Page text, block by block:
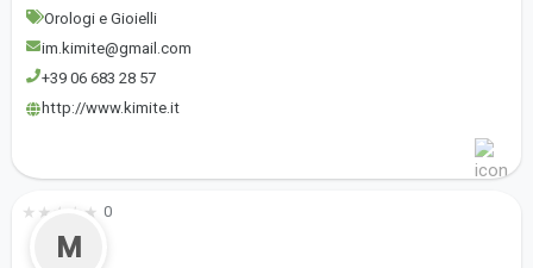
Orologi e Gioielli
im.kimite@gmail.com
+39 06 683 28 57
http://www.kimite.it
M
★ ★ ★ ★ ★ 0